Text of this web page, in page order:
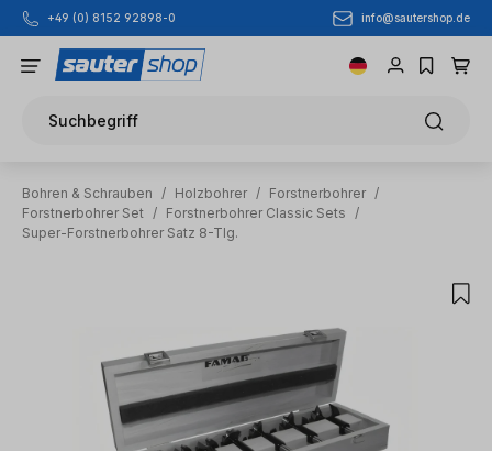
Zum Hauptinhalt springen
+49 (0) 8152 92898-0 info@sautershop.de
Suchbegriff
Bohren & Schrauben / Holzbohrer / Forstnerbohrer /
Forstnerbohrer Set / Forstnerbohrer Classic Sets
/
Super-Forstnerbohrer Satz 8-Tlg.